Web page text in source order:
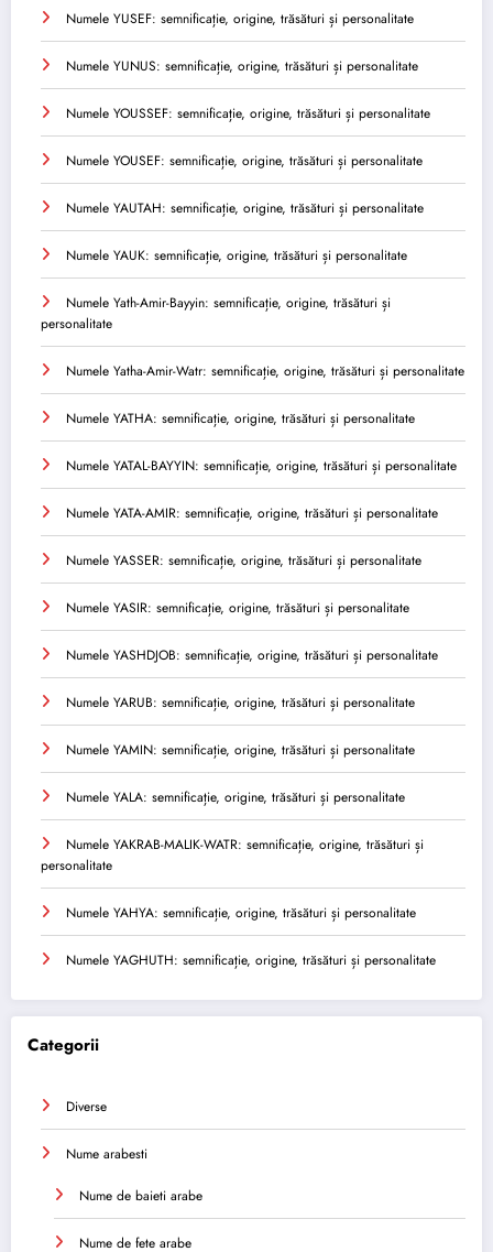
Numele YUSEF: semnificație, origine, trăsături și personalitate
Numele YUNUS: semnificație, origine, trăsături și personalitate
Numele YOUSSEF: semnificație, origine, trăsături și personalitate
Numele YOUSEF: semnificație, origine, trăsături și personalitate
Numele YAUTAH: semnificație, origine, trăsături și personalitate
Numele YAUK: semnificație, origine, trăsături și personalitate
Numele Yath-Amir-Bayyin: semnificație, origine, trăsături și
personalitate
Numele Yatha-Amir-Watr: semnificație, origine, trăsături și personalitate
Numele YATHA: semnificație, origine, trăsături și personalitate
Numele YATAL-BAYYIN: semnificație, origine, trăsături și personalitate
Numele YATA-AMIR: semnificație, origine, trăsături și personalitate
Numele YASSER: semnificație, origine, trăsături și personalitate
Numele YASIR: semnificație, origine, trăsături și personalitate
Numele YASHDJOB: semnificație, origine, trăsături și personalitate
Numele YARUB: semnificație, origine, trăsături și personalitate
Numele YAMIN: semnificație, origine, trăsături și personalitate
Numele YALA: semnificație, origine, trăsături și personalitate
Numele YAKRAB-MALIK-WATR: semnificație, origine, trăsături și
personalitate
Numele YAHYA: semnificație, origine, trăsături și personalitate
Numele YAGHUTH: semnificație, origine, trăsături și personalitate
Categorii
Diverse
Nume arabesti
Nume de baieti arabe
Nume de fete arabe